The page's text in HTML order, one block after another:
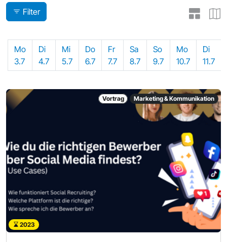
Filter
Mo
3.7
Di
4.7
Mi
5.7
Do
6.7
Fr
7.7
Sa
8.7
So
9.7
Mo
10.7
Di
11.7
Vortrag Marketing & Kommunikation
2023